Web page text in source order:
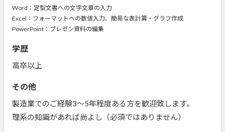
Word：定型文書への文字文章の入力
Excel：フォーマットへの数値入力、簡易な表計算・グラフ作成
PowerPoint：プレゼン資料の編集
学歴
高卒以上
その他
製造業でのご経験3～5年程度ある方を歓迎致します。
理系の知識があれば尚よし（必須ではありません）